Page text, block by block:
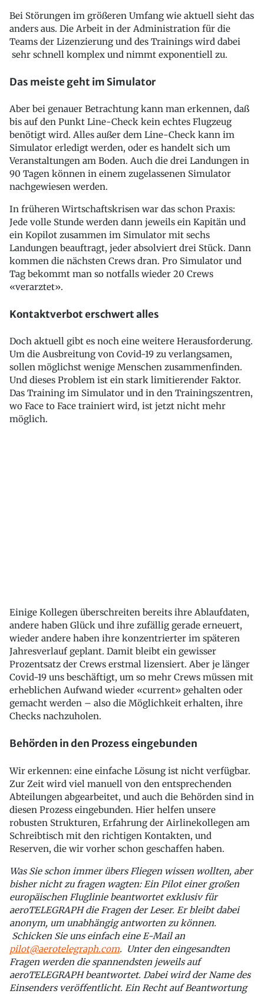
Bei Störungen im größeren Umfang wie aktuell sieht das
anders aus. Die Arbeit in der Administration für die
Teams der Lizenzierung und des Trainings wird dabei
sehr schnell komplex und nimmt exponentiell zu.
Das meiste geht im Simulator
Aber bei genauer Betrachtung kann man erkennen, daß
bis auf den Punkt Line-Check kein echtes Flugzeug
benötigt wird. Alles außer dem Line-Check kann im
Simulator erledigt werden, oder es handelt sich um
Veranstaltungen am Boden. Auch die drei Landungen in
90 Tagen können in einem zugelassenen Simulator
nachgewiesen werden.
In früheren Wirtschaftskrisen war das schon Praxis:
Jede volle Stunde werden dann jeweils ein Kapitän und
ein Kopilot zusammen im Simulator mit sechs
Landungen beauftragt, jeder absolviert drei Stück. Dann
kommen die nächsten Crews dran. Pro Simulator und
Tag bekommt man so notfalls wieder 20 Crews
«verarztet».
Kontaktverbot erschwert alles
Doch aktuell gibt es noch eine weitere Herausforderung.
Um die Ausbreitung von Covid-19 zu verlangsamen,
sollen möglichst wenige Menschen zusammenfinden.
Und dieses Problem ist ein stark limitierender Faktor.
Das Training im Simulator und in den Trainingszentren,
wo Face to Face trainiert wird, ist jetzt nicht mehr
möglich.
Einige Kollegen überschreiten bereits ihre Ablaufdaten,
andere haben Glück und ihre zufällig gerade erneuert,
wieder andere haben ihre konzentrierter im späteren
Jahresverlauf geplant. Damit bleibt ein gewisser
Prozentsatz der Crews erstmal lizensiert. Aber je länger
Covid-19 uns beschäftigt, um so mehr Crews müssen mit
erheblichen Aufwand wieder «current» gehalten oder
gemacht werden – also die Möglichkeit erhalten, ihre
Checks nachzuholen.
Behörden in den Prozess eingebunden
Wir erkennen: eine einfache Lösung ist nicht verfügbar.
Zur Zeit wird viel manuell von den entsprechenden
Abteilungen abgearbeitet, und auch die Behörden sind in
diesen Prozess eingebunden. Hier helfen unsere
robusten Strukturen, Erfahrung der Airlinekollegen am
Schreibtisch mit den richtigen Kontakten, und
Reserven, die wir vorher schon geschaffen haben.
Was Sie schon immer übers Fliegen wissen wollten, aber
bisher nicht zu fragen wagten: Ein Pilot einer großen
europäischen Fluglinie beantwortet exklusiv für
aeroTELEGRAPH die Fragen der Leser. Er bleibt dabei
anonym, um unabhängig antworten zu können.
Schicken Sie uns einfach eine E-Mail an
pilot@aerotelegraph.com. Unter den eingesandten
Fragen werden die spannendsten jeweils auf
aeroTELEGRAPH beantwortet. Dabei wird der Name des
Einsenders veröffentlicht. Ein Recht auf Beantwortung